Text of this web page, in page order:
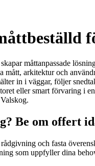
måttanpassade
arkitektur och
in i väggar, följer
eller smart förvaring i
Be om offert
och fasta
som uppfyller dina